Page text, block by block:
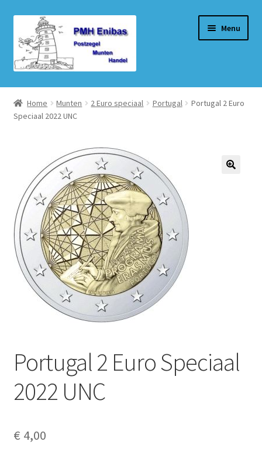
door
naar
navigatie
naar
de
inhoud
Menu
Home
Beurzen
Winkelmand
Afrekenen
Mijn account
Alg. voorw.
Privacybeleid PMH Enibas
Home Munten 2 Euro speciaal Portugal
Portugal 2 Euro
Speciaal 2022 UNC
Portugal 2 Euro Speciaal
2022 UNC
€ 4,00